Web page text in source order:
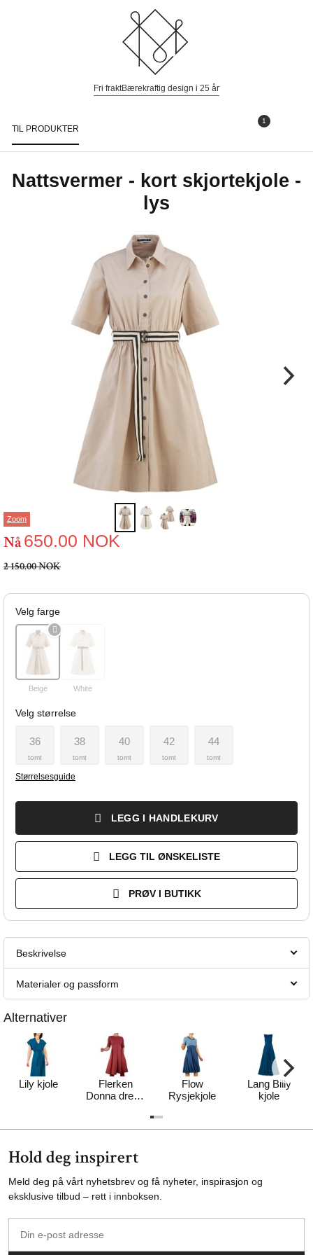
Fri fraktBærekraftig design i 25 år
1
TIL PRODUKTER
Nattsvermer - kort skjortekjole -
lys
Zoom
Nå650.00 NOK
2 150.00 NOK
Velg farge
Beige White
Velg størrelse
36
tomt
38
tomt
40
tomt
42
tomt
44
tomt
Størrelsesguide
LEGG I HANDLEKURV
LEGG TIL ØNSKELISTE
PRØV I BUTIKK
Beskrivelse
Materialer og passform
Alternativer
Lily kjole
Flerken
Donna dress
Flow
Rysjekjole
Lang Billy
kjole
Hold deg inspirert
Meld deg på vårt nyhetsbrev og få nyheter, inspirasjon og
eksklusive tilbud – rett i innboksen.